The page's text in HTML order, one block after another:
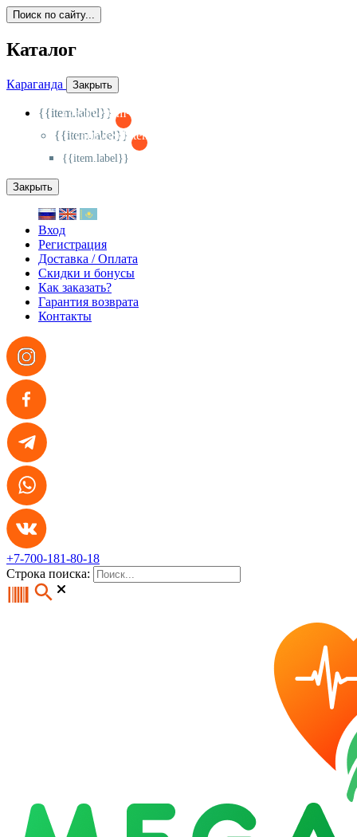
Поиск по сайту...
Каталог
Караганда Закрыть
{{item.label}}
{{activeItem==item.id?'-
{{item.label}}
{{activeSubitem==item.id?'-
{{item.label}}
Закрыть
Вход
Регистрация
Доставка / Оплата
Скидки и бонусы
Как заказать?
Гарантия возврата
Контакты
+7-700-181-80-18
Строка поиска: